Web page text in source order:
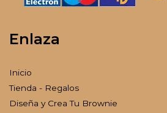
Enlaza
Inicio
Tienda - Regalos
Diseña y Crea Tu Brownie